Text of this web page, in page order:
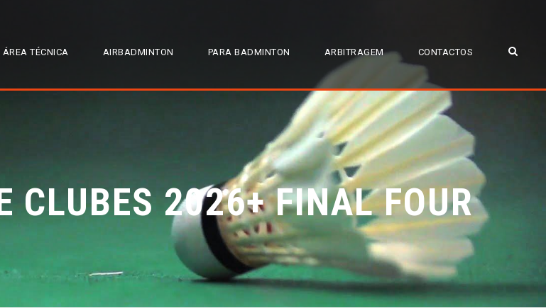
ÁREA TÉCNICA AIRBADMINTON PARA BADMINTON ARBITRAGEM CONTACTOS
CLUBES 2026+ FINAL FOUR